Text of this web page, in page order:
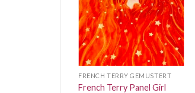
FRENCH TERRY GEMUSTERT
French Terry Panel Girl